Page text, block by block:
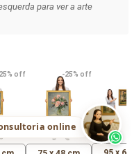
VER
Maria
uma Rosa
R$ 365,92
online
para ver a arte
off -25% off